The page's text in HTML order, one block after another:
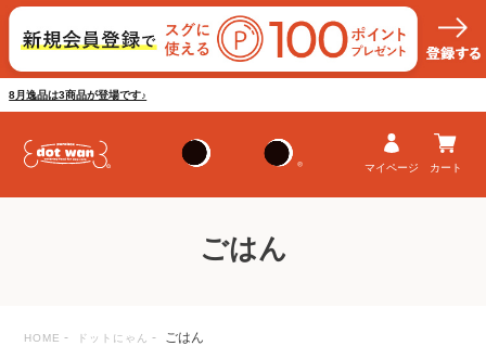
8月逸品は3商品が登場です♪
マイページ カート
ごはん
HOME ドットにゃん ごはん